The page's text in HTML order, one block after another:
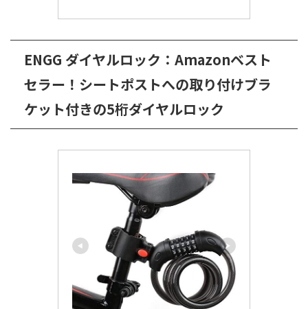
ENGG ダイヤルロック：Amazonベスト
セラー！シートポストへの取り付けブラ
ケット付きの5桁ダイヤルロック